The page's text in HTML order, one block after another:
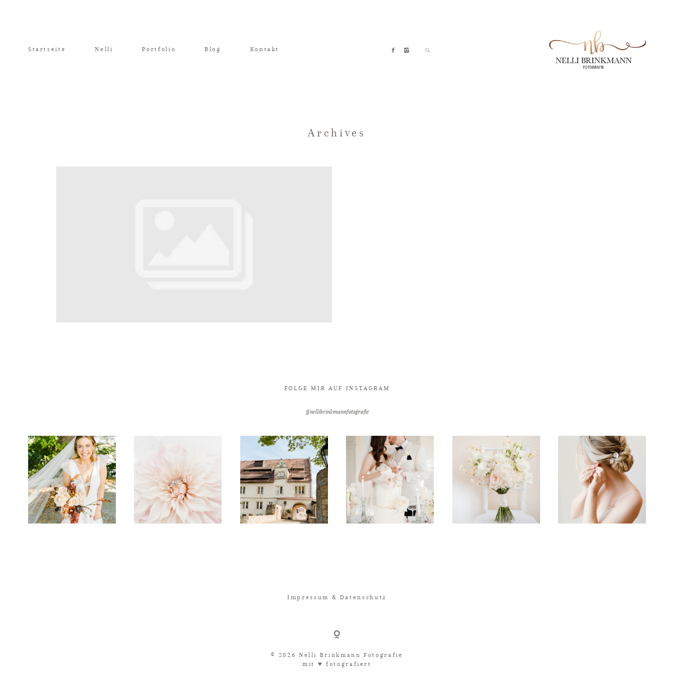
Startseite Nelli Portfolio Blog Kontakt
Archives
FOLGE MIR AUF INSTAGRAM
@nellibrinkmannfotografie
Impressum & Datenschutz
© 2026 Nelli Brinkmann Fotografie
mit ♥︎ fotografiert